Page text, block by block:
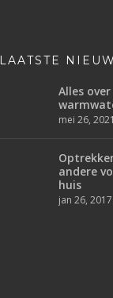
LAATSTE
Alles over
mei 26, 2021
andere
huis
jan 26, 2017